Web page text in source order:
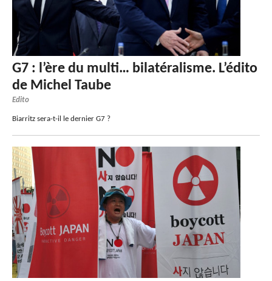
G7 : l’ère du multi… bilatéralisme. L’édito
de Michel Taube
Edito
Biarritz sera-t-il le dernier G7 ?